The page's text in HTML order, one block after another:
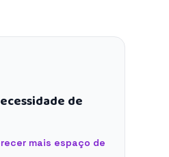
de
mais espaço de